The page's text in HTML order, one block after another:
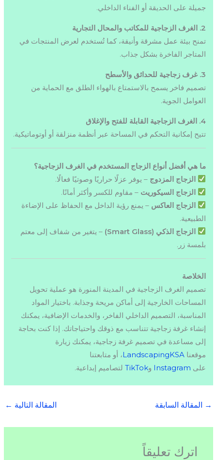
جميلة على الحديقة أو الفناء الداخلي.
2. الغرف الزجاجية للمكاتب والمحال التجارية
تمنح بيئة عمل مشرقة وأنيقة، كما تُستخدم لعرض المنتجات في
المتاجر الفاخرة بشكل جذاب.
3. غرف زجاجية للحدائق والأسطح
تصميم فاخر يسمح بالاستمتاع بالهواء الطلق مع الحماية من
العوامل الجوية.
4. الغرف الزجاجية القابلة للفتح والإغلاق
تتيح إمكانية التحكم في المساحة عبر أنظمة منزلقة أو أوتوماتيكية.
ما هي أفضل أنواع الزجاج المستخدم في الغرف الزجاجية؟
الزجاج المزدوج – يوفر عزلًا حراريًا وصوتيًا فعالًا.
الزجاج السيكوريت – مقاوم للكسر وأكثر أمانًا.
الزجاج العاكس – يمنع رؤية الداخل مع الحفاظ على الإضاءة
الطبيعية.
الزجاج الذكي (Smart Glass)
– يتغير من شفاف إلى معتم
بلمسة زر.
الخلاصة
تصميم الغرف الزجاجية في المدينة المنورة هو عملية تحويل
المساحات الخارجية إلى أماكن مريحة وجذابة. باختيار المواد
المناسبة، التصميم الداخلي الفاخر، والخدمات الإضافية، يمكنك
إنشاء غرفة زجاجية تتناسب مع ذوقك واحتياجاتك. إذا كنت بحاجة
إلى مساعدة في تصميم غرفة زجاجية، يمكنك زيارة
موقعناLandscapingKSA، أو متابعتنا
على Instagram وTikTok لتصاميم إبداعية.
→ المقالة السابقة المقالة التالية ←
اترك تعليقاً